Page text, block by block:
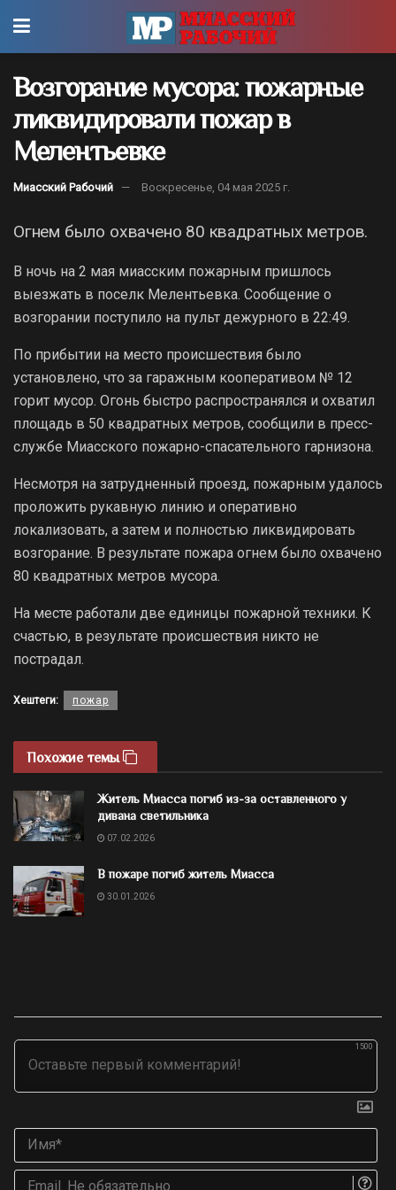
Возгорание мусора: пожарные
ликвидировали пожар в
Мелентьевке
Миасский Рабочий Воскресенье, 04 мая 2025 г.
Огнем было охвачено 80 квадратных метров.
В ночь на 2 мая миасским пожарным пришлось
выезжать в поселк Мелентьевка. Сообщение о
возгорании поступило на пульт дежурного в 22:49.
По прибытии на место происшествия было
установлено, что за гаражным кооперативом № 12
горит мусор. Огонь быстро распространялся и охватил
площадь в 50 квадратных метров, сообщили в пресс-
службе Миасского пожарно-спасательного гарнизона.
Несмотря на затрудненный проезд, пожарным удалось
проложить рукавную линию и оперативно
локализовать, а затем и полностью ликвидировать
возгорание. В результате пожара огнем было охвачено
80 квадратных метров мусора.
На месте работали две единицы пожарной техники. К
счастью, в результате происшествия никто не
пострадал.
Хештеги: пожар
Похожие темы
Житель Миасса погиб из-за оставленного у
дивана светильника
07.02.2026
В пожаре погиб житель Миасса
30.01.2026
1500